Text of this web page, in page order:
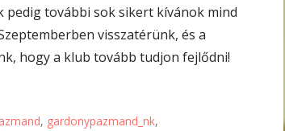
pedig további sok sikert kívánok mind
visszatérünk, és a
hogy a klub tovább tudjon fejlődni!
, gardonypazmand_nk,